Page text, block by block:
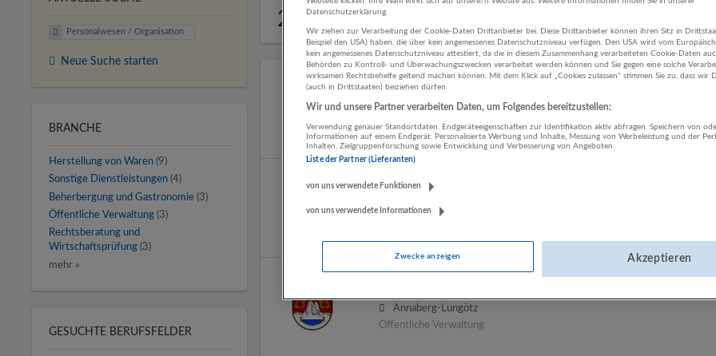
20 Personalwesen / Organisation
Chef Partie Catering
Salzburg
Beherbergung und Gastronomie
Fidas Salzburg Steuerberatung
Salzburg
Annaberg-Lungötz
Öffentliche Verwaltung
Personalwesen / Organisation
Neue Suche starten
BRANCHE
Herstellung von Waren (9)
Sonstige Dienstleistungen (4)
Beherbergung und Gastronomie (3)
Öffentliche Verwaltung (3)
Rechtsberatung und
Wirtschaftsprüfung (3)
mehr »
GESUCHTE BERUFSFELDER
Datenschutzerklärung.
Wir ziehen zur Verarbeitung der Cookie-Daten Drittanbieter bei. Diese Drittanbieter können ihren Sitz in
Beispiel den USA) haben, die über kein angemessenes Datenschutzniveau verfügen. Den USA wird vom
kein angemessenes Datenschutzniveau attestiert, da die in diesem Zusammenhang verarbeiteten Cookie-Daten
Behörden zu Kontroll- und Überwachungszwecken verarbeitet werden können und Sie gegen eine solche
wirksamen Rechtsbehelfe geltend machen können. Mit dem Klick auf „Cookies zulassen“ stimmen Sie zu, dass wir
(auch in Drittstaaten) beiziehen dürfen.
Wir und unsere Partner verarbeiten Daten, um Folgendes bereitzustellen:
Verwendung genauer Standortdaten. Endgeräteeigenschaften zur Identifikation aktiv abfragen. Speichern von
Informationen auf einem Endgerät. Personalisierte Werbung und Inhalte, Messung von Werbeleistung und der
Inhalten, Zielgruppenforschung sowie Entwicklung und Verbesserung von Angeboten.
Liste der Partner (Lieferanten)
von uns verwendete Funktionen
von uns verwendete Informationen
Zwecke anzeigen Akzeptieren